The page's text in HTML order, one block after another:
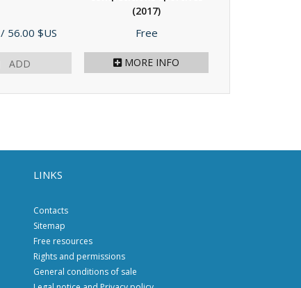
/ 56.00 $US
ADD
(2017)
Price
Free
MORE INFO
LINKS
Contacts
Sitemap
Free resources
Rights and permissions
General conditions of sale